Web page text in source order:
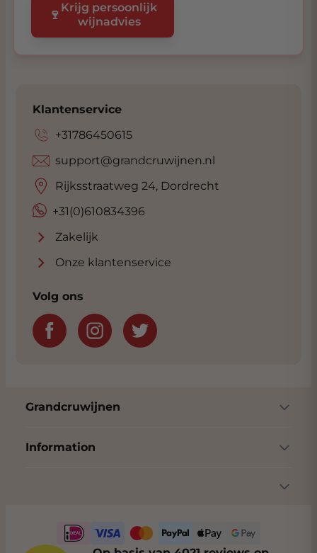
🍷 Krijg persoonlijk
wijnadvies
Klantenservice
+31786450615
+31(0)610834396
support@grandcruwijnen.nl
Rijksstraatweg 24, Dordrecht
Zakelijk
Onze klantenservice
Volg ons
Grandcruwijnen
Information